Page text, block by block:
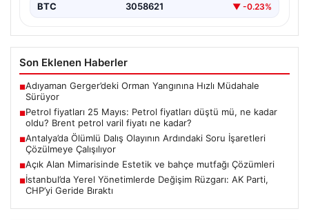
BTC 3058621 ▼ -0.23%
Son Eklenen Haberler
■Adıyaman Gerger’deki Orman Yangınına Hızlı Müdahale
Sürüyor
■Petrol fiyatları 25 Mayıs: Petrol fiyatları düştü mü, ne kadar
oldu? Brent petrol varil fiyatı ne kadar?
■Antalya’da Ölümlü Dalış Olayının Ardındaki Soru İşaretleri
Çözülmeye Çalışılıyor
■Açık Alan Mimarisinde Estetik ve bahçe mutfağı Çözümleri
■İstanbul’da Yerel Yönetimlerde Değişim Rüzgarı: AK Parti,
CHP’yi Geride Bıraktı